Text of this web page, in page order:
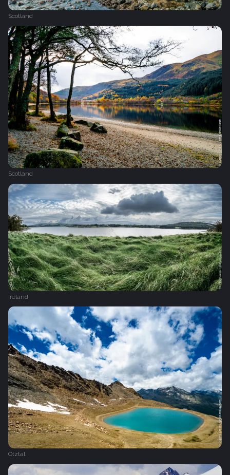
Scotland
Scotland
Ireland
Ötztal